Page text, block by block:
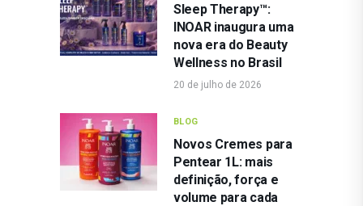
Sleep Therapy™:
INOAR inaugura uma
nova era do Beauty
Wellness no Brasil
20 de julho de 2026
BLOG
Novos Cremes para
Pentear 1L: mais
definição, força e
volume para cada